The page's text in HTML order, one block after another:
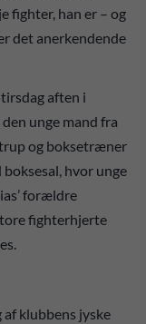
fighter, han er – og
det anerkendende
aften i
unge mand fra
og boksetræner
hvor unge
forældre
fighterhjerte
klubbens jyske